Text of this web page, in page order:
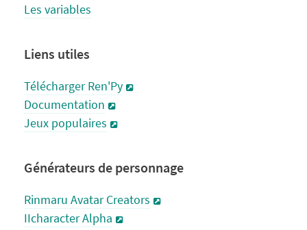
Les variables
Liens utiles
Télécharger Ren'Py
Documentation
Jeux populaires
Générateurs de personnage
Rinmaru Avatar Creators
IIcharacter Alpha